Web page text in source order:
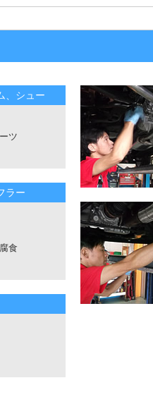
、シュー
ツ
ラー
食